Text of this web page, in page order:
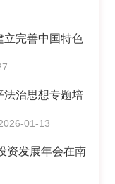
立完善中国特色
法治思想专题培
01-13
资发展年会在南